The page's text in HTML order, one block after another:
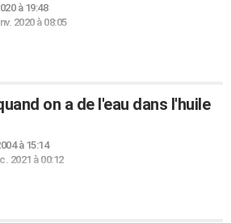
à 19:48
2020 à 08:05
on a de l'eau dans l'huile
à 15:14
2021 à 00:12